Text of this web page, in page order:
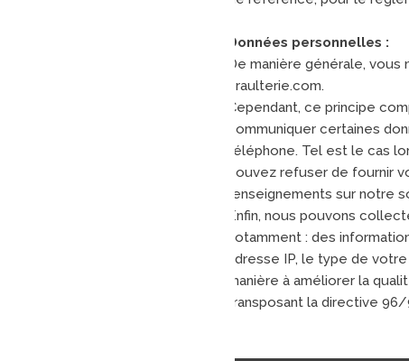
Données personnelles :
De manière générale,
braulterie.com.
Cependant, ce principe
communiquer certaines
téléphone. Tel est le cas
pouvez refuser de fournir
renseignements sur notre
Enfin, nous pouvons
notamment : des
adresse IP, le type de
manière à améliorer la
transposant la directive